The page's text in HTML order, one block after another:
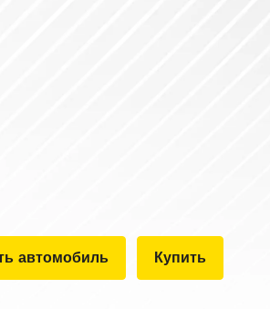
автомобиль Купить